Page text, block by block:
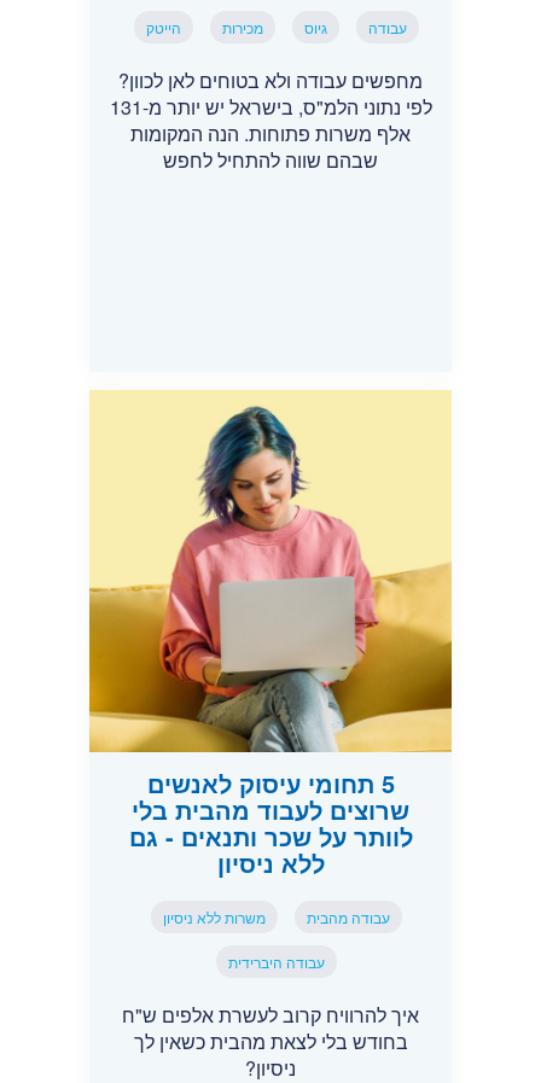
עבודה גיוס מכירות הייטק
מחפשים עבודה ולא בטוחים לאן לכוון?
לפי נתוני הלמ"ס, בישראל יש יותר מ-131
אלף משרות פתוחות. הנה המקומות
שבהם שווה להתחיל לחפש
5 תחומי עיסוק לאנשים
שרוצים לעבוד מהבית בלי
לוותר על שכר ותנאים - גם
ללא ניסיון
עבודה מהבית משרות ללא ניסיון
עבודה היברידית
איך להרוויח קרוב לעשרת אלפים ש"ח
בחודש בלי לצאת מהבית כשאין לך
ניסיון?